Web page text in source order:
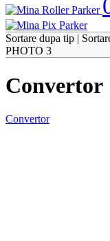
Sortare dupa tip |
PHOTO 3
Convertor
Convertor